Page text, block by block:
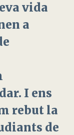
vida
a
I ens
rebut la
de